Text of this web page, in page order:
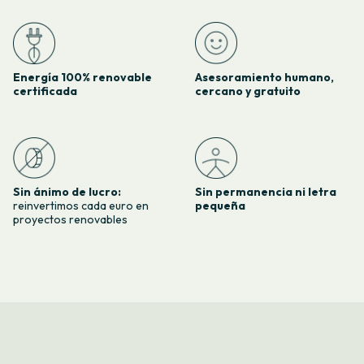
Energía 100% renovable
certificada
Asesoramiento humano,
cercano y gratuito
Sin ánimo de lucro:
reinvertimos cada euro en
proyectos renovables
Sin permanencia ni letra
pequeña